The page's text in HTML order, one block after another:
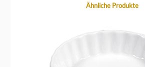
Produktgalerie überspringenÄhnliche Produkte